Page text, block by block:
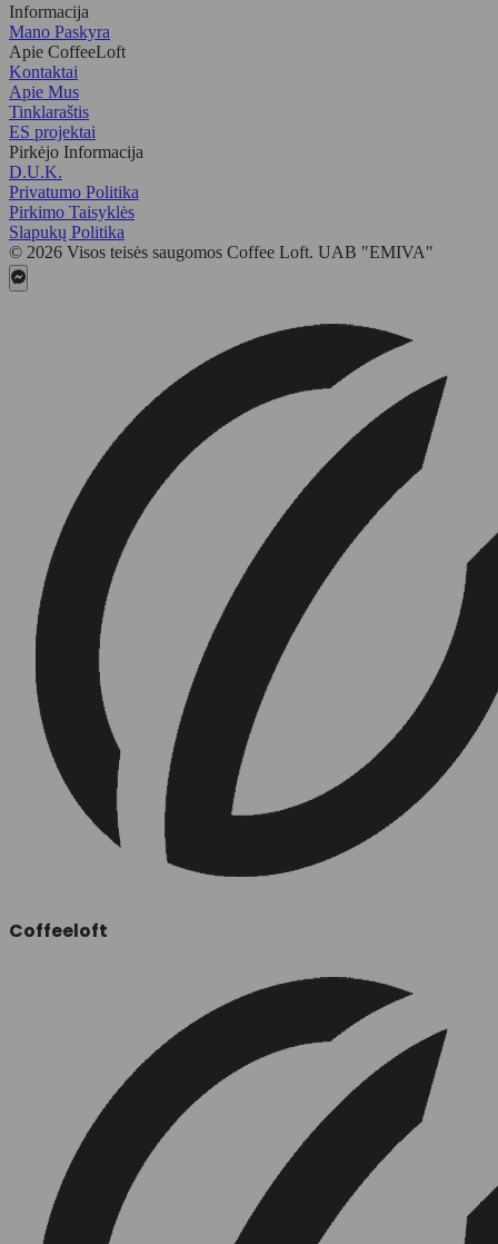
Informacija
Mano Paskyra
Apie CoffeeLoft
Kontaktai
Apie Mus
Tinklaraštis
ES projektai
Pirkėjo Informacija
D.U.K.
Privatumo Politika
Pirkimo Taisyklės
Slapukų Politika
© 2026 Visos teisės saugomos Coffee Loft. UAB "EMIVA"
Coffeeloft